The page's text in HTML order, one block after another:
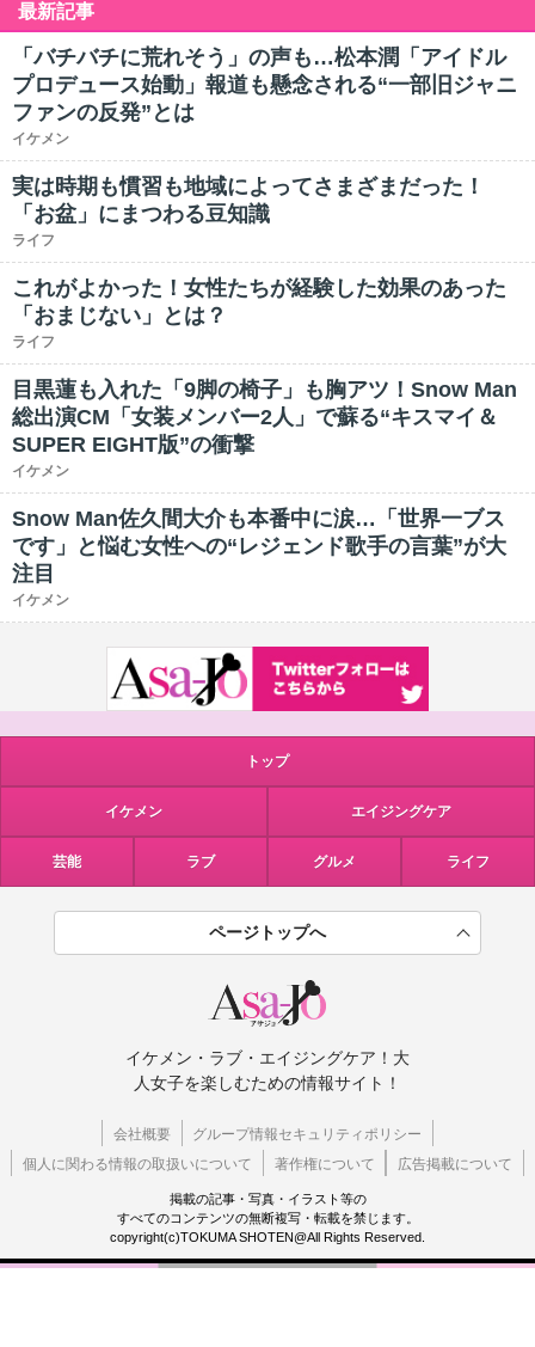
最新記事
「バチバチに荒れそう」の声も…松本潤「アイドル
プロデュース始動」報道も懸念される“一部旧ジャニ
ファンの反発”とは
イケメン
実は時期も慣習も地域によってさまざまだった！
「お盆」にまつわる豆知識
ライフ
これがよかった！女性たちが経験した効果のあった
「おまじない」とは？
ライフ
目黒蓮も入れた「9脚の椅子」も胸アツ！Snow Man
総出演CM「女装メンバー2人」で蘇る“キスマイ＆
SUPER EIGHT版”の衝撃
イケメン
Snow Man佐久間大介も本番中に涙…「世界一ブス
です」と悩む女性への“レジェンド歌手の言葉”が大
注目
イケメン
トップ
イケメン エイジングケア
芸能 ラブ グルメ ライフ
ページトップへ
イケメン・ラブ・エイジングケア！大
人女子を楽しむための情報サイト！
会社概要
グループ情報セキュリティポリシー
個人に関わる情報の取扱いについて
著作権について 広告掲載について
掲載の記事・写真・イラスト等の
すべてのコンテンツの無断複写・転載を禁じます。
copyright(c)TOKUMA SHOTEN@All Rights Reserved.